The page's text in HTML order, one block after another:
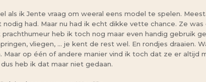
als ik Jente vraag om weeral eens model te spelen.
had. Maar nu had ik echt dikke vette chance. Ze
heb ik toch nog maar even handig gebruik
vliegen, … je kent de rest wel. En rondjes draaien.
op één of andere manier vind ik toch dat ze er altijd
heb ik dat maar niet gedaan.